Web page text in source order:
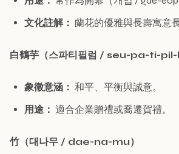
文化註解： 蘭花的優雅與長壽寓意
白鶴芋（스파티필럼 / seu-pa-ti-pil-
象徵意涵： 和平、平衡與誠意。
用途： 適合企業贈禮或喬遷賀禮。
竹（대나무 / dae-na-mu）